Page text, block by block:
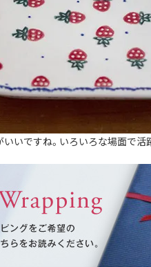
いですね。いろいろな場面で活